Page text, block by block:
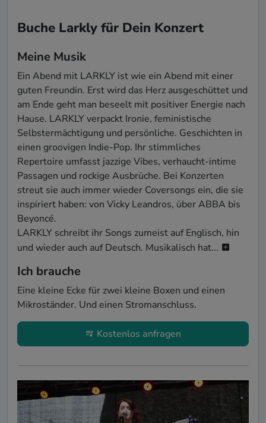
Buche Larkly für Dein Konzert
Meine Musik
Ein Abend mit LARKLY ist wie ein Abend mit einer
guten Freundin. Erst wird das Herz ausgeschüttet und
am Ende geht man beseelt mit positiver Energie nach
Hause. LARKLY verpackt Ironie, feministische
Selbstermächtigung und persönliche. Geschichten in
einen groovigen Indie-Pop. Ihr stimmliches
Repertoire umfasst jazzige Vibes, verhaucht-intime
Passagen und rockige Ausbrüche. Bei Konzerten
streut sie auch immer wieder Coversongs ein, die sie
inspiriert haben: von Vicky Leandros, über ABBA bis
Beyoncé.
LARKLY schreibt ihr Songs zumeist auf Englisch, hin
und wieder auch auf Deutsch. Musikalisch hat...
Ich brauche
Eine kleine Ecke für zwei kleine Boxen und einen
Mikroständer. Und einen Stromanschluss.
Kostenlos anfragen